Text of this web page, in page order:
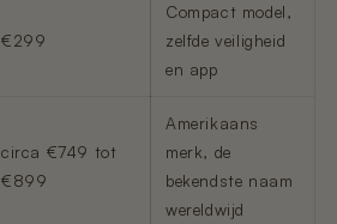
€299
Compact model,
zelfde veiligheid
en app
circa €749 tot
€899
Amerikaans
merk, de
bekendste naam
wereldwijd